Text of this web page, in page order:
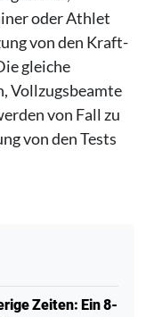
oder Athlet
von den Kraft-
gleiche
Vollzugsbeamte
von Fall zu
von den Tests
Zeiten: Ein 8-